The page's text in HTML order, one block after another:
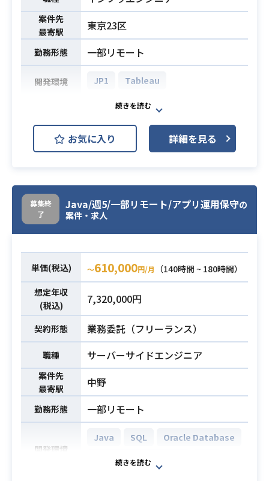
案件先
最寄駅
東京23区
勤務形態 一部リモート
開発環境 JP1 Tableau
・各種インフラ構築/運用支援業務
・金融系システムのJP1/AJS3、CLU
STERPROを使用した管理/運用/障害
切り分け対応
・各種インフラ構築/運用支援業務
・金融系システムのJP1/AJS3、CLU
STERPROを使用した管理/運用/障害
切り分け対応
必須スキル
・下記いずれかのミドルウェアの設
計/構築/運用経験（2年以上）
→IBM MQ、HULFT、ROS3（ED
I）、CICLOCK、DTR、Tableauなど
・JP1/AJS3、CLUSTERPROを使用
した管理/運用/障害切り分け経験（2
年以上）
・インフラ設計/構築経験（2年以
上）
お気に入り 詳細を見る
募集終
了
Java/週5/一部リモート/アプリ運用保守の
案件・求人
単価(税込) 〜610,000円/月
（140時間 ~ 180時間）
想定年収
(税込)
7,320,000円
契約形態 業務委託（フリーランス）
職種 サーバーサイドエンジニア
案件先
最寄駅
中野
勤務形態 一部リモート
開発環境
Java SQL
Oracle Database
Microsoft SQL Server